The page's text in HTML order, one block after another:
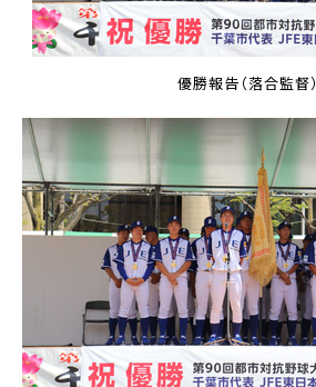
優勝報告（落合監督）